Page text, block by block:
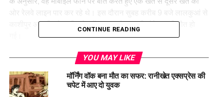
काशीपुर आ रही ट्रेन की चपेट में आ गए और उनकी मौके पर ही मौत हो
राजकुमार शर्मा अपने पीछे पत्नी मधु शर्मा, बेटा रजत शर्मा और बेटियां रागिनी
पुलिस ने शव को पोस्टमार्टम के लिए भेज दिया है और मामले की जांच शुरू
CONTINUE READING
YOU MAY LIKE
मॉर्निंग वॉक बना मौत का सफर: रानीखेत एक्सप्रेस की
चपेट में आए दो युवक